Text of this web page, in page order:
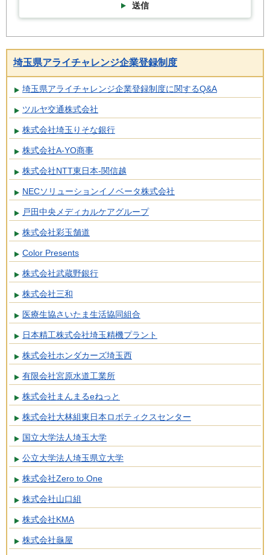
送信
埼玉県アライチャレンジ企業登録制度
埼玉県アライチャレンジ企業登録制度に関するQ&A
ツルヤ交通株式会社
株式会社埼玉りそな銀行
株式会社A-YO商事
株式会社NTT東日本-関信越
NECソリューションイノベータ株式会社
戸田中央メディカルケアグループ
株式会社彩玉舗道
Color Presents
株式会社武蔵野銀行
株式会社三和
医療生協さいたま生活協同組合
日本精工株式会社埼玉精機プラント
株式会社ホンダカーズ埼玉西
有限会社宮原水道工業所
株式会社まんまるeねっと
株式会社大林組東日本ロボティクスセンター
国立大学法人埼玉大学
公立大学法人埼玉県立大学
株式会社Zero to One
株式会社山口組
株式会社KMA
株式会社龜屋